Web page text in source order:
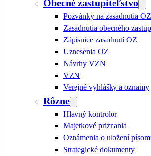
Obecné zastupiteľstvo
Pozvánky na zasadnutia OZ
Zasadnutia obecného
Zápisnice zasadnutí OZ
Uznesenia OZ
Návrhy VZN
VZN
Verejné vyhlášky a oznamy
Rôzne
Hlavný kontrolór
Majetkové priznania
Oznámenia o uložení
Strategické dokumenty